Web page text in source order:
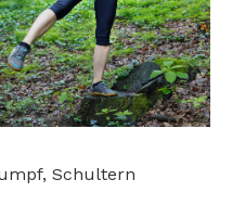
Schultern